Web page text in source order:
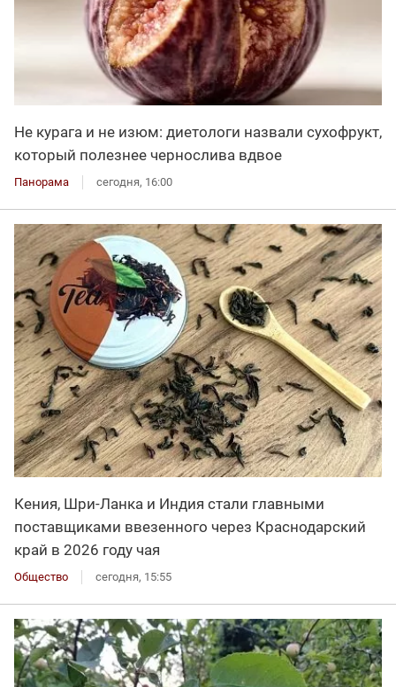
Не курага и не изюм: диетологи назвали сухофрукт,
который полезнее чернослива вдвое
Панорама сегодня, 16:00
Кения, Шри-Ланка и Индия стали главными
поставщиками ввезенного через Краснодарский
край в 2026 году чая
Общество сегодня, 15:55